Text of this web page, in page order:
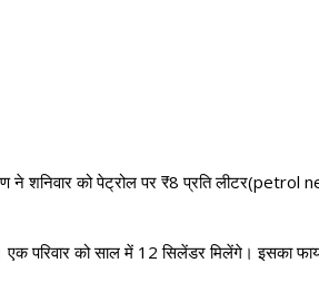
ने शनिवार को पेट्रोल पर ₹8 प्रति लीटर(petrol
एक परिवार को साल में 12 सिलेंडर मिलेंगे। इसका